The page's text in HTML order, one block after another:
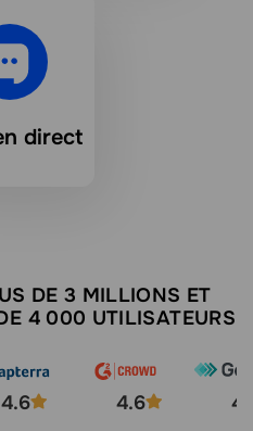
direct
DE 3 MILLIONS ET
4 000 UTILISATEURS
4.6 4.6